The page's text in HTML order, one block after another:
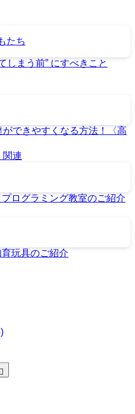
しまう前” にすべきこと
ができやすくなる方法！〈高
関連
ログラミング教室のご紹介
玩具のご紹介